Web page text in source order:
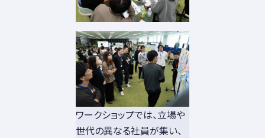
ワークショップでは、立場や
世代の異なる社員が集い、